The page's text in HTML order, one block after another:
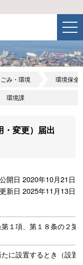
ごみ・環境 環境保全
環境課
・変更）届出
公開日 2020年10月21日
更新日 2025年11月13日
１項、第１８条の２第
に設置するとき（設